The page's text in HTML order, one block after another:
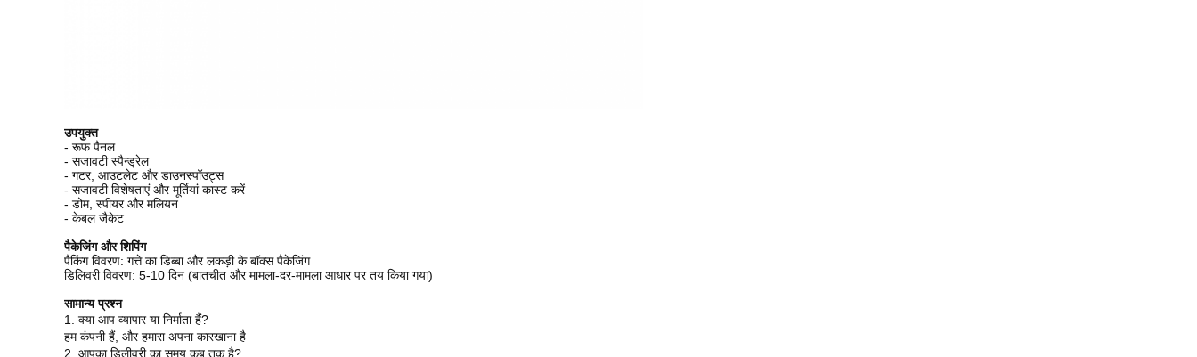
उपयुक्त
- रूफ पैनल
- सजावटी स्पैन्ड्रेल
- गटर, आउटलेट और डाउनस्पॉउट्स
- सजावटी विशेषताएं और मूर्तियां कास्ट करें
- डोम, स्पीयर और मलियन
- केबल जैकेट
पैकेजिंग और शिपिंग
पैकिंग विवरण: गत्ते का डिब्बा और लकड़ी के बॉक्स पैकेजिंग
डिलिवरी विवरण: 5-10 दिन (बातचीत और मामला-दर-मामला आधार पर तय किया गया)
सामान्य प्रश्न
1. क्या आप व्यापार या निर्माता हैं?
हम कंपनी हैं, और हमारा अपना कारखाना है
2. आपका डिलीवरी का समय कब तक है?